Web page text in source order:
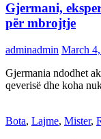
Gjermani,
për mbrojtje
adminadmin March
Gjermania ndodhet
qeverisë dhe koha
Bota, Lajme, Mister,